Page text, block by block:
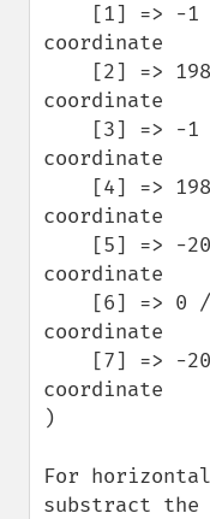
coordinate
coordinate
coordinate
coordinate
coordinate
coordinate
coordinate
)
For
substract